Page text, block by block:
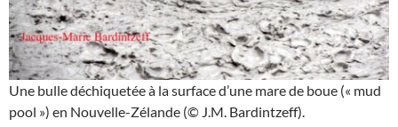
Une bulle déchiquetée à la surface d’une mare de boue (« mud
pool ») en Nouvelle-Zélande (© J.M. Bardintzeff).